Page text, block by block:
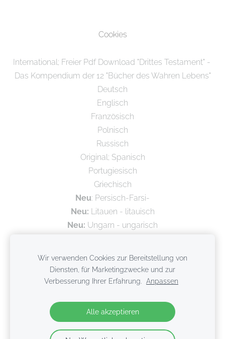
Cookies
International; Freier Pdf Download "Drittes Testament" -
Das Kompendium der 12 "Bücher des Wahren Lebens"
Deutsch
Englisch
Französisch
Polnisch
Russisch
Original; Spanisch
Portugiesisch
Griechisch
Neu: Persisch-Farsi-
Neu: Litauen - litauisch
Neu: Ungarn - ungarisch
Wir verwenden Cookies zur Bereitstellung von
Diensten, für Marketingzwecke und zur
Verbesserung Ihrer Erfahrung.
Anpassen
Alle akzeptieren